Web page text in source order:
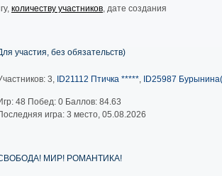
, количеству участников, дате создания
участия, без обязательств)
3, ID21112 Птичка *****, ID25987
48 Побед: 0 Баллов: 84.63
игра: 3 место, 05.08.2026
МИР! РОМАНТИКА!